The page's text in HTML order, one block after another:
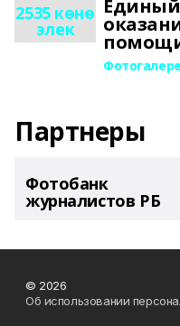
2535 көнө
элек
Партнеры
Фотобанк
журналистов РБ
© 2026
Об использовании